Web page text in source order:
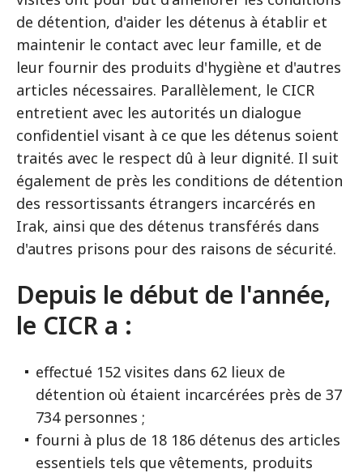
de détention, d'aider les détenus à établir et
maintenir le contact avec leur famille, et de
leur fournir des produits d'hygiène et d'autres
articles nécessaires. Parallèlement, le CICR
entretient avec les autorités un dialogue
confidentiel visant à ce que les détenus soient
traités avec le respect dû à leur dignité. Il suit
également de près les conditions de détention
des ressortissants étrangers incarcérés en
Irak, ainsi que des détenus transférés dans
d'autres prisons pour des raisons de sécurité.
Depuis le début de l'année,
le CICR a :
effectué 152 visites dans 62 lieux de
détention où étaient incarcérées près de 37
734 personnes ;
fourni à plus de 18 186 détenus des articles
essentiels tels que vêtements, produits